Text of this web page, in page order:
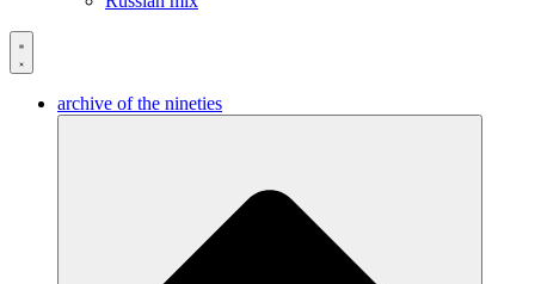
archive of the nineties